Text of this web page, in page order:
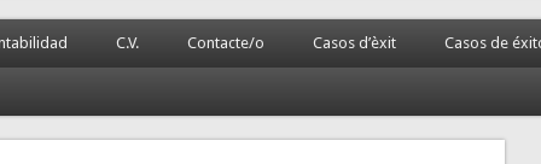
C.V. Contacte/o Casos d’èxit Casos de